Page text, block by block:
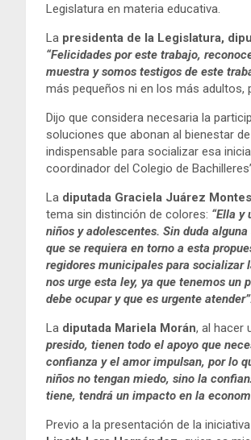
Legislatura en materia educativa.
La presidenta de la Legislatura,
“Felicidades por este trabajo,
muestra y somos testigos de este
más pequeños ni en los más adultos,
Dijo que considera necesaria la
soluciones que abonan al bienestar
indispensable para socializar esa
coordinador del Colegio de
La diputada Graciela Juárez Montes
tema sin distinción de colores: “Ella y
niños y adolescentes. Sin duda
que se requiera en torno a esta
regidores municipales para socializar
nos urge esta ley, ya que tenemos un
debe ocupar y que es urgente
La diputada Mariela Morán, al hacer
presido, tienen todo el apoyo que
confianza y el amor impulsan, por lo
niños no tengan miedo, sino la
tiene, tendrá un impacto en la
Previo a la presentación de la